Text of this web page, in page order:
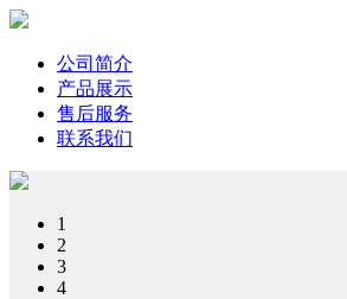
公司简介
产品展示
售后服务
联系我们
1
2
3
4